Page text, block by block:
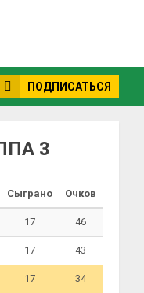
ПОДПИСАТЬСЯ
3
Сыграно Очков
17 46
17 43
17 34